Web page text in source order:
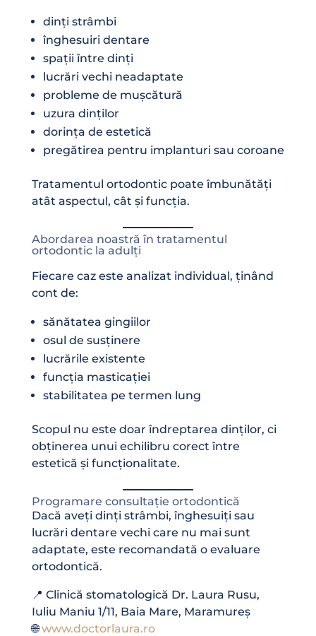
dinți strâmbi
înghesuiri dentare
spații între dinți
lucrări vechi neadaptate
probleme de mușcătură
uzura dinților
dorința de estetică
pregătirea pentru implanturi sau coroane
Tratamentul ortodontic poate îmbunătăți
atât aspectul, cât și funcția.
Abordarea noastră în tratamentul
ortodontic la adulți
Fiecare caz este analizat individual, ținând
cont de:
sănătatea gingiilor
osul de susținere
lucrările existente
funcția masticației
stabilitatea pe termen lung
Scopul nu este doar îndreptarea dinților, ci
obținerea unui echilibru corect între
estetică și funcționalitate.
Programare consultație ortodontică
Dacă aveți dinți strâmbi, înghesuiți sau
lucrări dentare vechi care nu mai sunt
adaptate, este recomandată o evaluare
ortodontică.
📍 Clinică stomatologică Dr. Laura Rusu,
Iuliu Maniu 1/11, Baia Mare, Maramureș
🌐www.doctorlaura.ro